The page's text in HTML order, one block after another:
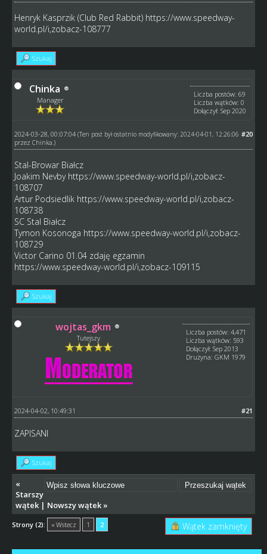
Henryk Kasprzik (Club Red Rabbit) https://www.speedway-
world.pl/i,zobacz-108777
Szukaj
Chinka
Manager
Liczba postów: 69
Liczba wątków: 0
Dołączył: Sep 2020
#20
2024-03-28, 00:07:04 (Ten post był ostatnio modyfikowany: 2024-04-01, 12:26:06
przez Chinka .)
Stal-Browar Białcz
Joakim Nevby https://www.speedway-world.pl/i,zobacz-
108707
Artur Podsiedlik https://www.speedway-world.pl/i,zobacz-
108738
SC Stal Białcz
Tymon Kosonoga https://www.speedway-world.pl/i,zobacz-
108729
Victor Carino 01.04 zdaję egzamin
https://www.speedway-world.pl/i,zobacz-109115
Szukaj
wojtas_gkm
Tutejszy
Liczba postów: 4,471
Liczba wątków: 593
Dołączył: Sep 2013
Drużyna: GKM 1979
#21
2024-04-02, 10:49:31
ZAPISANI
Szukaj
«
Starszy
wątek| Nowszy wątek»
Strony (2): « Wstecz 1 2 Wątek zamknięty